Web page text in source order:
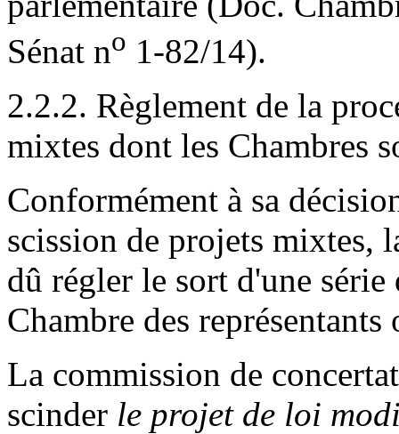
Sénat no 1-82/14).
2.2.2. Règlement de la
mixtes dont les Chambres
Conformément à sa
scission de projets mixtes,
dû régler le sort d'une
Chambre des
La commission de
scinder le projet de loi